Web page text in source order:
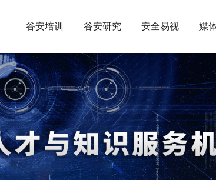
谷安培训 谷安研究 安全易视 媒